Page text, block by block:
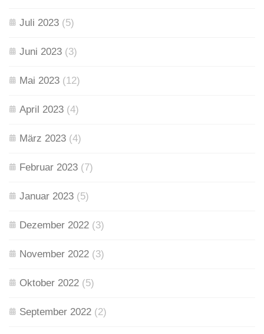
Juli 2023 (5)
Juni 2023 (3)
Mai 2023 (12)
April 2023 (4)
März 2023 (4)
Februar 2023 (7)
Januar 2023 (5)
Dezember 2022 (3)
November 2022 (3)
Oktober 2022 (5)
September 2022 (2)